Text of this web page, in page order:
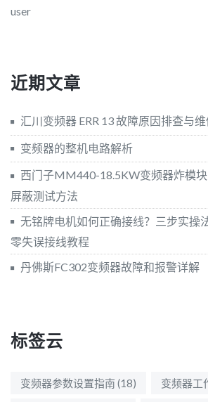
user
近期文章
汇川变频器 ERR 13 故障原因排查与
变频器的整机电路解析
西门子MM440-18.5KW变频器炸模
屏蔽测试方法
无铭牌电机如何正确接线？三步实操
零失误接线教程
丹佛斯FC302变频器故障和报警详解
标签云
变频器参数设置指南 (18) 变频器工